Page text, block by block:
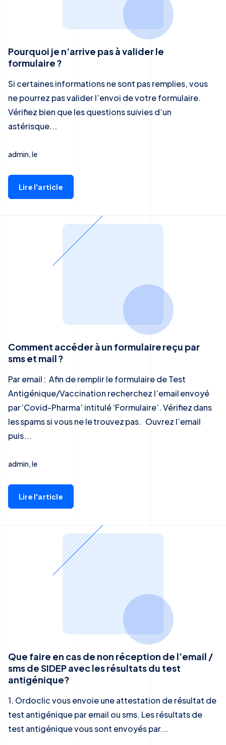
Pourquoi je n’arrive pas à valider le
formulaire ?
Si certaines informations ne sont pas remplies, vous
ne pourrez pas valider l’envoi de votre formulaire.
Vérifiez bien que les questions suivies d’un
astérisque...
admin, le
Lire l'article
Comment accéder à un formulaire reçu par
sms et mail ?
Par email : Afin de remplir le formulaire de Test
Antigénique/Vaccination recherchez l’email envoyé
par ‘Covid-Pharma’ intitulé ‘Formulaire’. Vérifiez dans
les spams si vous ne le trouvez pas. Ouvrez l’email
puis...
admin, le
Lire l'article
Que faire en cas de non réception de l’email /
sms de SIDEP avec les résultats du test
antigénique?
1. Ordoclic vous envoie une attestation de résultat de
test antigénique par email ou sms. Les résultats de
test antigénique vous sont envoyés par...